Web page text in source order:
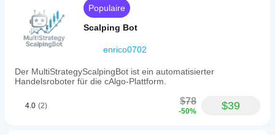
Populaire
Scalping Bot
enrico0702
Der MultiStrategyScalpingBot ist ein automatisierter
Handelsroboter für die cAlgo-Plattform.
4.0 (2) $78
-50% $39